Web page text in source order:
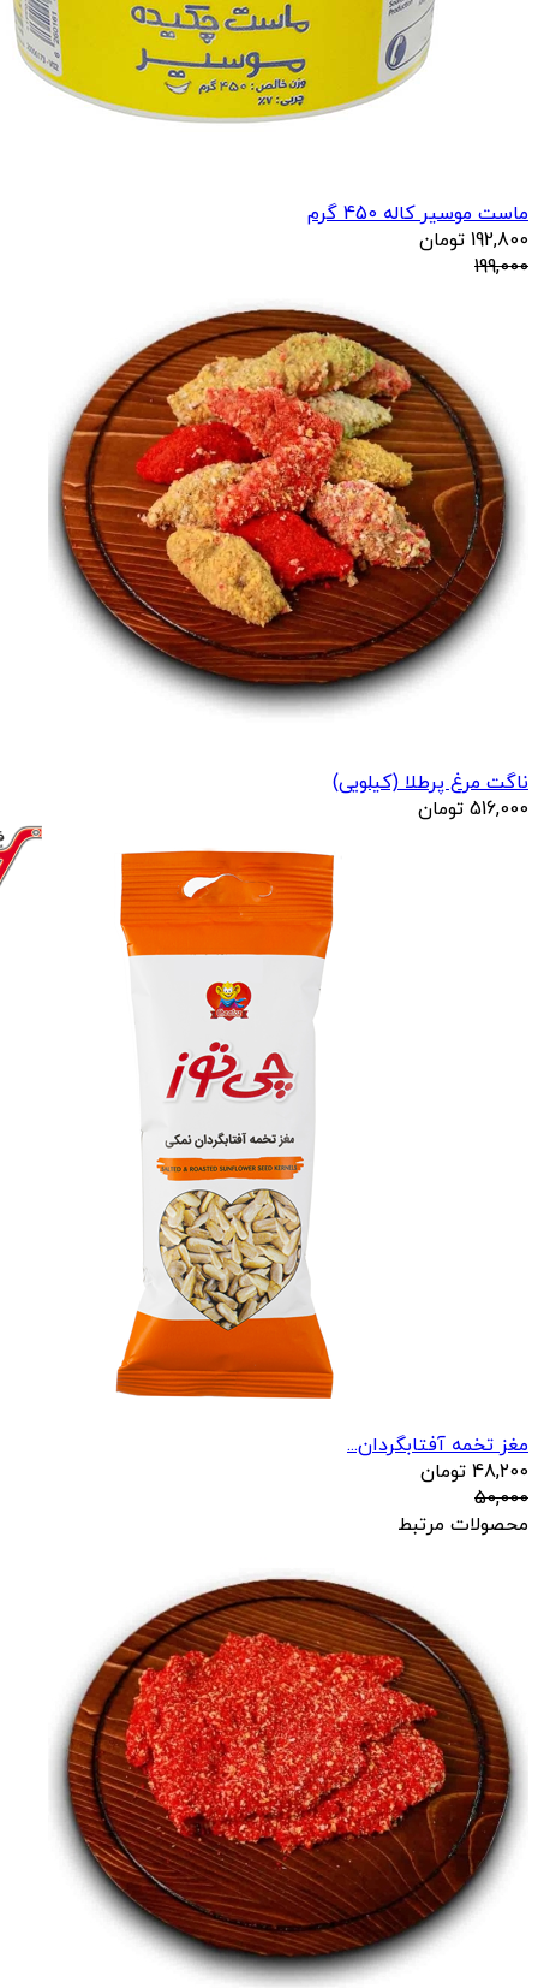
ماست موسیر کاله 450 گرم
192,800 تومان
199,000
ناگت مرغ پرطلا (کیلویی)
516,000 تومان
مغز تخمه آفتابگردان...
48,200 تومان
50,000
محصولات مرتبط